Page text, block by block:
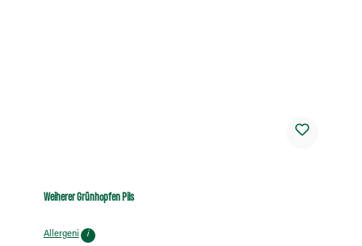
Weiherer Grünhopfen Pils
Allergeni i